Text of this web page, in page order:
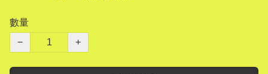
數量
−
+